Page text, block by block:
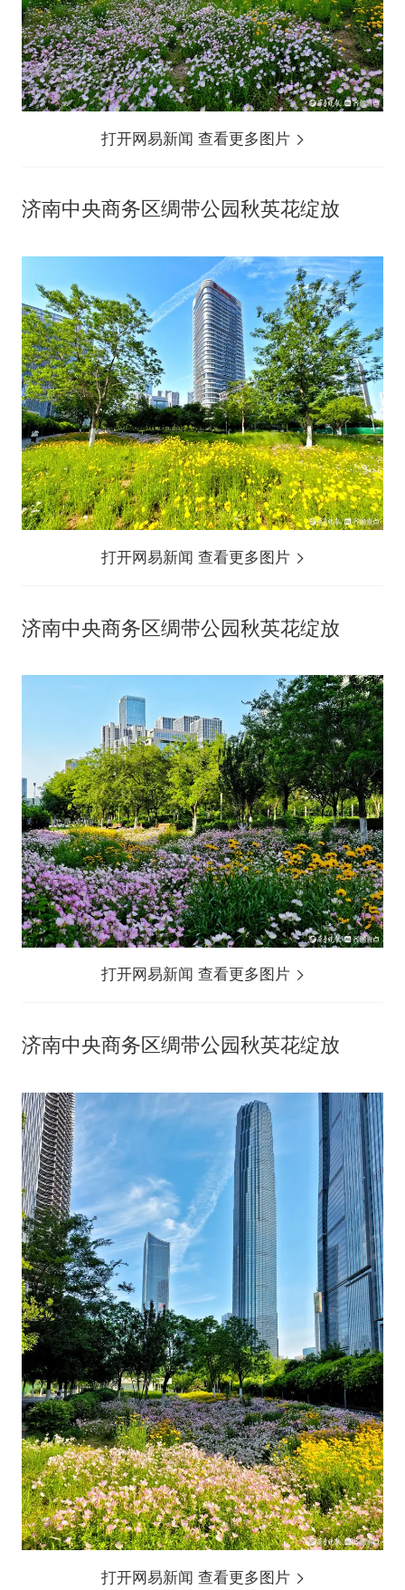
打开网易新闻 查看更多图片
济南中央商务区绸带公园秋英花绽放
打开网易新闻 查看更多图片
济南中央商务区绸带公园秋英花绽放
打开网易新闻 查看更多图片
济南中央商务区绸带公园秋英花绽放
打开网易新闻 查看更多图片